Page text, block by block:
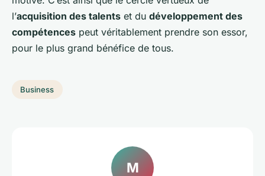
l’acquisition des talents et du développement des
compétences peut véritablement prendre son essor,
pour le plus grand bénéfice de tous.
Business
M